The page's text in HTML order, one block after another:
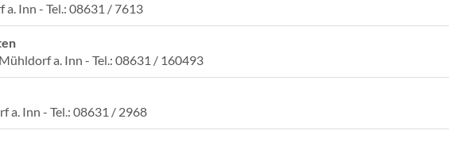
Inn - Tel.: 08631 / 7613
a. Inn - Tel.: 08631 / 160493
a. Inn - Tel.: 08631 / 2968